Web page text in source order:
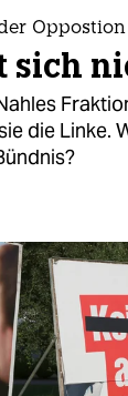
Oppostion
sich
die Linke.